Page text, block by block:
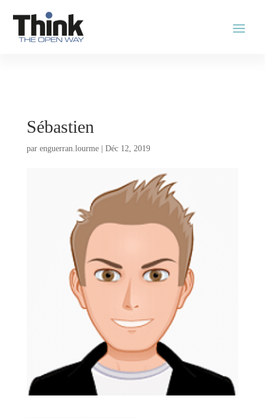
Sébastien
par enguerran.lourme| Déc 12, 2019